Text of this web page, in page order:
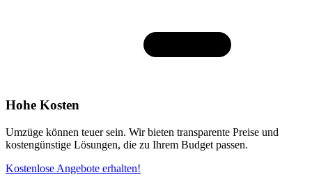
Hohe Kosten
Umzüge können teuer sein. Wir bieten transparente Preise und
kostengünstige Lösungen, die zu Ihrem Budget passen.
Kostenlose Angebote erhalten!